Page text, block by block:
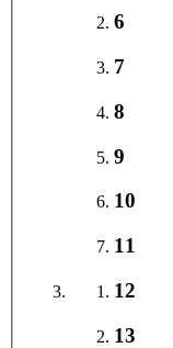
6
7
8
9
10
11
12
13